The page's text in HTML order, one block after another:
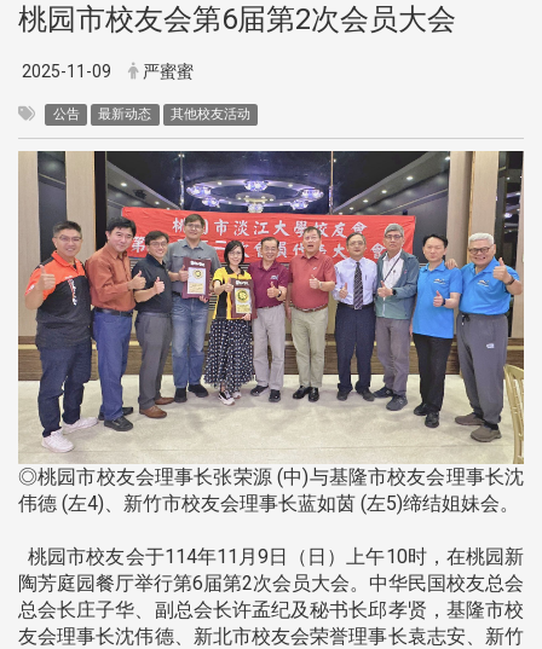
桃园市校友会第6届第2次会员大会
2025-11-09 严蜜蜜
公告 最新动态 其他校友活动
◎桃园市校友会理事长张荣源 (中)与基隆市校友会理事长沈
伟德 (左4)、新竹市校友会理事长蓝如茵 (左5)缔结姐妹会。
桃园市校友会于114年11月9日（日）上午10时，在桃园新
陶芳庭园餐厅举行第6届第2次会员大会。中华民国校友总会
总会长庄子华、副总会长许孟纪及秘书长邱孝贤，基隆市校
友会理事长沈伟德、新北市校友会荣誉理事长袁志安、新竹